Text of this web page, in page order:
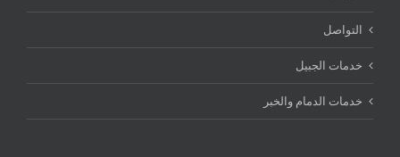
التواصل
خدمات الجبيل
خدمات الدمام والخبر